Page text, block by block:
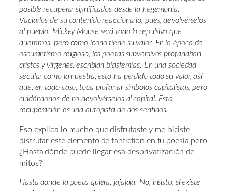
posible recuperar significados desde la hegemonía.
Vaciarlos de su contenido reaccionario, pues, devolvérselos
al pueblo. Mickey Mouse será todo lo repulsivo que
queramos, pero como ícono tiene su valor. En la época de
oscurantismo religioso, los poetas subversivos profanaban
cristos y vírgenes, escribían blasfemias. En una sociedad
secular como la nuestra, esto ha perdido todo su valor, así
que, en todo caso, toca profanar símbolos capitalistas, pero
cuidándonos de no devolvérselos al capital. Esta
recuperación es una autopista de dos sentidos.
Eso explica lo mucho que disfrutaste y me hiciste
disfrutar este elemento de fanfiction en tu poesía pero
¿Hasta dónde puede llegar esa desprivatización de
mitos?
Hasta donde la poeta quiera, jajajaja. No, insisto, sí existe